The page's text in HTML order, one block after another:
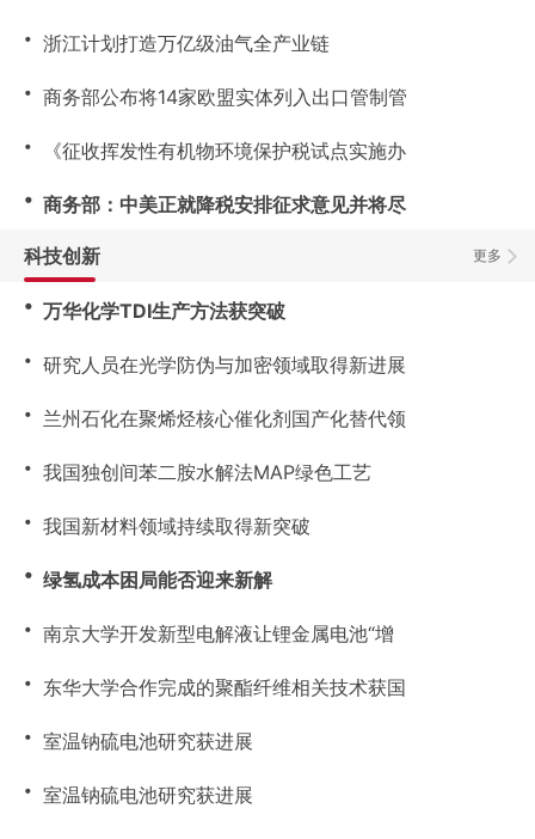
・ 浙江计划打造万亿级油气全产业链
・ 商务部公布将14家欧盟实体列入出口管制管
・ 《征收挥发性有机物环境保护税试点实施办
・ 商务部：中美正就降税安排征求意见并将尽
更多
科技创新
・ 万华化学TDI生产方法获突破
・ 研究人员在光学防伪与加密领域取得新进展
・ 兰州石化在聚烯烃核心催化剂国产化替代领
・ 我国独创间苯二胺水解法MAP绿色工艺
・ 我国新材料领域持续取得新突破
・ 绿氢成本困局能否迎来新解
・ 南京大学开发新型电解液让锂金属电池“增
・ 东华大学合作完成的聚酯纤维相关技术获国
・ 室温钠硫电池研究获进展
・ 室温钠硫电池研究获进展